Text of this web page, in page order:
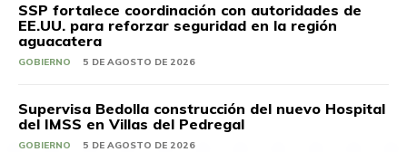
SSP fortalece coordinación con autoridades de
EE.UU. para reforzar seguridad en la región
aguacatera
GOBIERNO 5 DE AGOSTO DE 2026
Supervisa Bedolla construcción del nuevo Hospital
del IMSS en Villas del Pedregal
GOBIERNO 5 DE AGOSTO DE 2026